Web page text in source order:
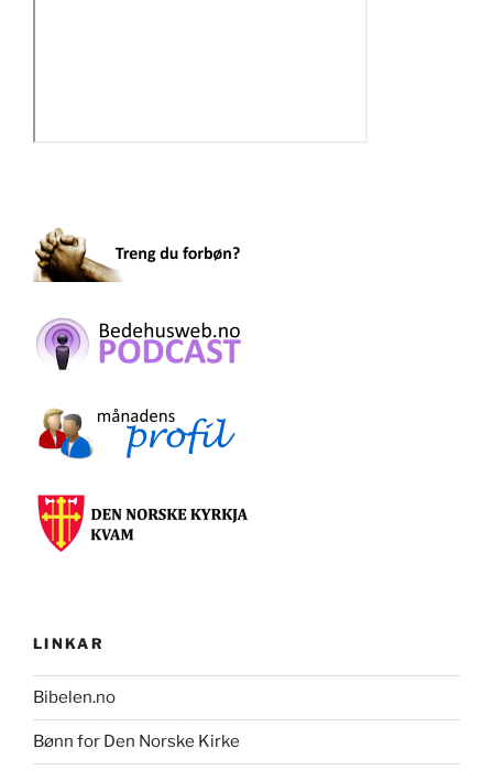
LINKAR
Bibelen.no
Bønn for Den Norske Kirke